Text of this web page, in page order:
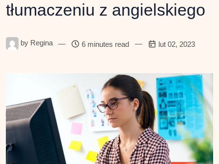
tłumaczeniu z angielskiego
by Regina — 6 minutes read — lut 02, 2023